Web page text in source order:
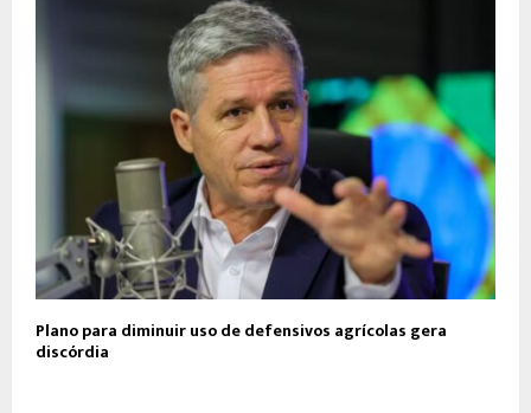
Plano para diminuir uso de defensivos agrícolas gera
discórdia